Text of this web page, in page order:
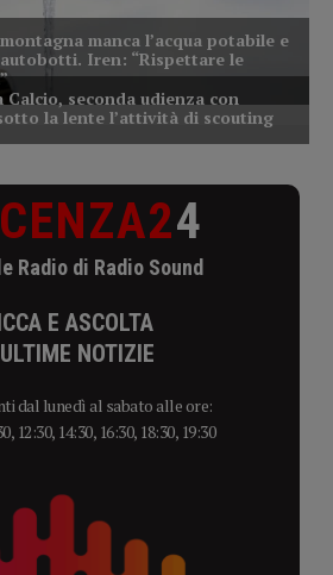
4
Radio di Radio Sound
E ASCOLTA
NOTIZIE
dal lunedì al sabato alle ore:
12:30, 14:30, 16:30, 18:30, 19:30